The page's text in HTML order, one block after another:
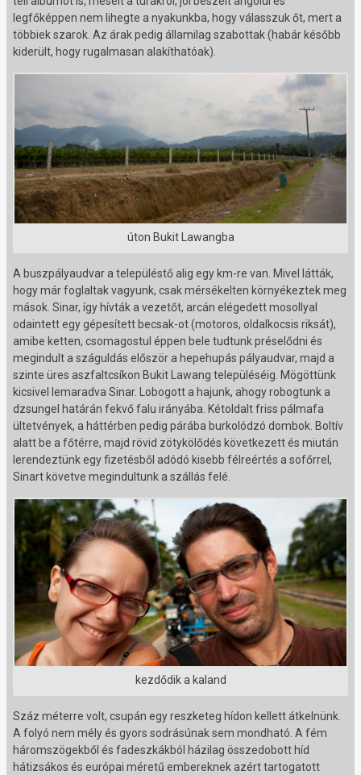
legfőképpen nem lihegte a nyakunkba, hogy válasszuk őt, mert a
többiek szarok. Az árak pedig államilag szabottak (habár később
kiderült, hogy rugalmasan alakíthatóak).
úton Bukit Lawangba
A buszpályaudvar a településtő alig egy km-re van. Mivel látták,
hogy már foglaltak vagyunk, csak mérsékelten környékeztek meg
mások. Sinar, így hívták a vezetőt, arcán elégedett mosollyal
odaintett egy gépesített becsak-ot (motoros, oldalkocsis riksát),
amibe ketten, csomagostul éppen bele tudtunk préselődni és
megindult a száguldás először a hepehupás pályaudvar, majd a
szinte üres aszfaltcsíkon Bukit Lawang településéig. Mögöttünk
kicsivel lemaradva Sinar. Lobogott a hajunk, ahogy robogtunk a
dzsungel határán fekvő falu irányába. Kétoldalt friss pálmafa
ültetvények, a háttérben pedig párába burkolódzó dombok. Boltív
alatt be a főtérre, majd rövid zötykölődés következett és miután
lerendeztünk egy fizetésből adódó kisebb félreértés a sofőrrel,
Sinart követve megindultunk a szállás felé.
kezdődik a kaland
Száz méterre volt, csupán egy reszketeg hídon kellett átkelnünk.
A folyó nem mély és gyors sodrásúnak sem mondható. A fém
háromszögekből és fadeszkákból házilag összedobott híd
hátizsákos és európai méretű embereknek azért tartogatott